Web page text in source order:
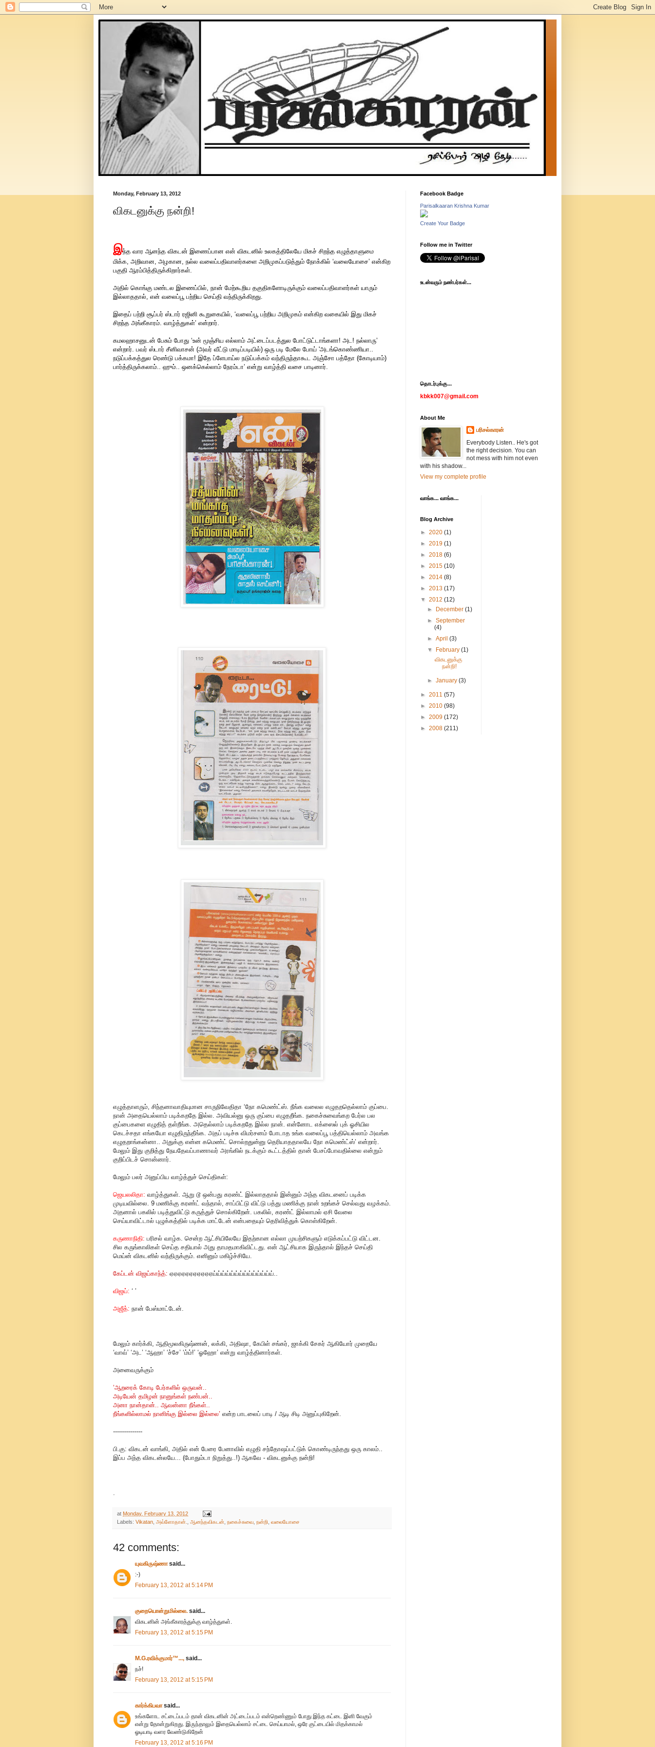
Monday, February 13, 2012
விகடனுக்கு நன்றி!
இந்த வார ஆனந்த விகடன் இணைப்பான என் விகடனில் உலகத்திலேயே மிகச் சிறந்த எழுத்தாளுமை
மிக்க, அறிவான, அழகான, நல்ல வலைப்பதிவாளர்களை அறிமுகப்படுத்தும் நோக்கில் ‘வலையோசை’ என்கிற
பகுதி ஆரம்பித்திருக்கிறார்கள்.
அதில் கொங்கு மண்டல இணைப்பில், நான் மேற்கூறிய தகுதிகளோடிருக்கும் வலைப்பதிவாளர்கள் யாரும்
இல்லாததால், என் வலைப்பூ பற்றிய செய்தி வந்திருக்கிறது.
இதைப் பற்றி சூப்பர் ஸ்டார் ரஜினி கூறுகையில், ‘வலைப்பூ பற்றிய அறிமுகம் என்கிற வகையில் இது மிகச்
சிறந்த அங்கீகாரம். வாழ்த்துகள்’ என்றார்.
கமலஹாசனுடன் பேசும் போது ‘உன் மூஞ்சிய எல்லாம் அட்டைப்படத்துல போட்டுட்டாங்களா! அட! நல்லாரு’
என்றார். பவர் ஸ்டார் சீனிவாசன் (அவர் வீட்டு மாடிப்படியில்) ஒரு படி மேலே போய் 'அடங்கொண்ணியா..
நடுப்பக்கத்துல ரெண்டு பக்கமா! இதே ப்ளேபாய்ல நடுப்பக்கம் வந்திருந்தாகூட அஞ்சோ பத்தோ (கோடியாம்)
பார்த்திருக்கலாம்.. ஹும்.. ஒனக்கெல்லாம் நேரம்டா’ என்று வாழ்த்தி வசை பாடினார்.
எழுத்தாளரும், சிந்தனாவாதியுமான சாருநிவேதிதா ‘நோ கமெண்ட்ஸ். நீங்க வலைல எழுதறதெல்லாம் குப்பை.
நான் அதையெல்லாம் படிக்கறதே இல்ல. அவியல்னு ஒரு குப்பை எழுதறீங்க. நகைச்சுவைங்கற பேர்ல பல
குப்பைகளை எழுதித் தள்றீங்க. அதெல்லாம் படிக்கறதே இல்ல நான். என்னோட எக்ஸைல் புக் ஓசியில
கெடச்சதா எங்கயோ எழுதிருந்தீங்க. அதப் படிச்சு விமர்சனம் போடாத உங்க வலைப்பூ பத்தியெல்லாம் அவங்க
எழுதறாங்கன்னா.. அதுக்கு என்ன கமெண்ட் சொல்றதுன்னு தெரியாததாலயே நோ கமெண்ட்ஸ்’ என்றார்.
மேலும் இது குறித்து நேயதேவப்பாணாவர் அரங்கில் நடக்கும் கூட்டத்தில் தான் பேசப்போவதில்லை என்றும்
குறிப்பிடச் சொன்னார்.
மேலும் பலர் அனுப்பிய வாழ்த்துச் செய்திகள்:
ஜெயலலிதா: வாழ்த்துகள். ஆறு டூ ஒன்பது கரண்ட் இல்லாததால் இன்னும் அந்த விகடனைப் படிக்க
முடியவில்லை. 9 மணிக்கு கரண்ட் வந்தால், சாப்பிட்டு விட்டு பத்து மணிக்கு நான் உறங்கச் செல்வது வழக்கம்.
அதனால் பகலில் படித்துவிட்டு கருத்துச் சொல்கிறேன். பகலில், கரண்ட் இல்லாமல் ஏசி வேலை
செய்யாவிட்டால் புழுக்கத்தில் படிக்க மாட்டேன் என்பதையும் தெரிவித்துக் கொள்கிறேன்.
கருணாநிதி: பரிசல் வாழ்க. சென்ற ஆட்சியிலேயே இதற்கான எல்லா முயற்சிகளும் எடுக்கப்பட்டு விட்டன.
சில கருங்காலிகள் செய்த சதியால் அது தாமதமாகிவிட்டது. என் ஆட்சியாக இருந்தால் இந்தச் செய்தி
மெய்ன் விகடனில் வந்திருக்கும். எனினும் மகிழ்ச்சியே.
கேப்டன் விஜய்காந்த்: ஏஏஏஏஏஏஏஏஏஏஏய்ய்ய்ய்ய்ய்ய்ய்ய்ய்ய்ய்ய்ய்..
விஜய்: ‘ ’
அஜீத்: நான் பேஸ்மாட்டேன்.
மேலும் கார்க்கி, ஆதிமூலகிருஷ்ணன், லக்கி, அதிஷா, கேபிள் சங்கர், ஜாக்கி சேகர் ஆகியோர் முறையே
‘வாவ்’ ‘அட’ ‘ஆஹா’ ‘ச்சே’ ‘ம்ம்!’ ‘ஓஹோ’ என்று வாழ்த்தினார்கள்.
அனைவருக்கும்
‘ஆறரைக் கோடி பேர்களில் ஒருவன்..
அடியேன் தமிழன் நானுங்கள் நண்பன்..
அனா நான்தான்.. ஆவன்னா நீங்கள்..
நீங்களில்லாமல் நானிங்கு இல்லை இல்லை’ என்ற பாடலைப் பாடி / ஆடி சிடி அனுப்புகிறேன்.
---------------
பி.கு: விகடன் வாங்கி, அதில் என் பேரை பேனாவில் எழுதி சந்தோஷப்பட்டுக் கொண்டிருந்தது ஒரு காலம்..
இப்ப அந்த விகடன்லயே... (போதும்டா நிறுத்து..!) ஆகவே - விகடனுக்கு நன்றி!
at Monday, February 13, 2012
Labels: Vikatan அவ்ளோதான். ஆனந்தவிகடன் நகைச்சுவை நன்றி வலையோசை
42 comments:
யுவகிருஷ்ணாsaid...
:-)
February 13, 2012 at 5:14 PM
குறையொன்றுமில்லை. said...
விகடனின் அங்கீகாரத்துக்கு வாழ்த்துகள்.
February 13, 2012 at 5:15 PM
M.G.ரவிக்குமார்™..., said...
நச்!
February 13, 2012 at 5:15 PM
கார்க்கிபவாsaid...
உங்க‌ளோட‌ ச‌ட்டைப்ப‌ட‌ம் தான் விக‌ட‌னின் அட்டைப்ப‌ட‌ம் என்றெண்ணும் போது இந்த‌ க‌ட்டை இனி வேகும்
என்று தோன்றுகிற‌து. இருந்தாலும் இதையெல்லாம் ச‌ட்டை செய்யாம‌ல், ஒரே குட்டையில் மித‌க்காம‌ல்
ஓடியாடி வ‌ள‌ர‌ வேண்டுகிறேன்
February 13, 2012 at 5:16 PM
Facebook Badge
Parisalkaaran Krishna Kumar
Create Your Badge
Follow me in Twitter
உடன்வரும் நண்பர்கள்...
தொடர்புக்கு...
kbkk007@gmail.com
About Me
பரிசல்காரன்
Everybody Listen.. He's got
the right decision. You can
not mess with him not even
with his shadow...
View my complete profile
வாங்க... வாங்க...
Blog Archive
► 2020 (1)
► 2019 (1)
► 2018 (6)
► 2015 (10)
► 2014 (8)
► 2013 (17)
▼ 2012 (12)
►
December(1)
►September
(4)
►April(3)
▼
February(1)
விகடனுக்கு
நன்றி!
►January(3)
► 2011 (57)
► 2010 (98)
► 2009 (172)
► 2008 (211)